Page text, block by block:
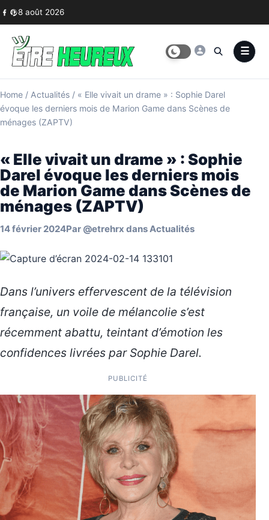
Skip to content
8 août 2026
Home / Actualités / « Elle vivait un drame » : Sophie Darel
évoque les derniers mois de Marion Game dans Scènes de
ménages (ZAPTV)
« Elle vivait un drame » : Sophie
Darel évoque les derniers mois
de Marion Game dans Scènes de
ménages (ZAPTV)
14 février 2024Par @etrehrx dansActualités
Dans l’univers effervescent de la télévision
française, un voile de mélancolie s’est
récemment abattu, teintant d’émotion les
confidences livrées par Sophie Darel.
PUBLICITÉ